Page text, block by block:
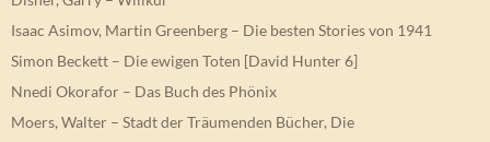
Isaac Asimov, Martin Greenberg – Die besten Stories von 1941
Simon Beckett – Die ewigen Toten [David Hunter 6]
Nnedi Okorafor – Das Buch des Phönix
Moers, Walter – Stadt der Träumenden Bücher, Die